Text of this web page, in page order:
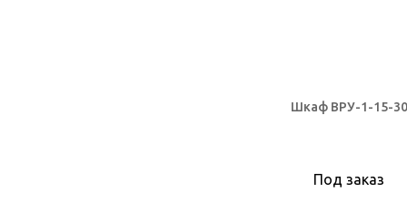
Шкаф ВРУ-1-15-
Под заказ